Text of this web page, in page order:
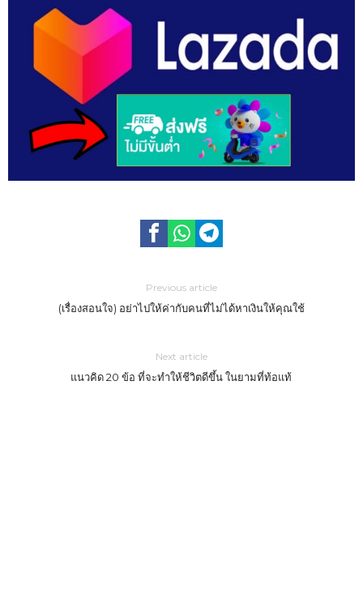
Previous article
(เรื่องสอนใจ) อย่าไปให้ค่ากับคนที่ไม่ได้หาเงินให้คุณใช้
Next article
แนวคิด 20 ข้อ ที่จะทำให้ชีวิตดีขึ้น ในยามที่ท้อแท้